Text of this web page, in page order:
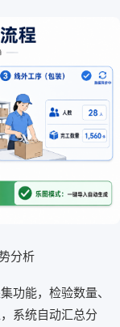
分析
功能，检验数量、
系统自动汇总分